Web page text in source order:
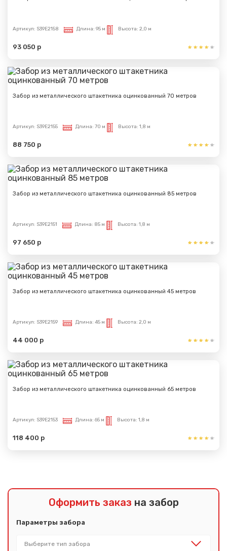
Артикул: S39E2158 Длина: 95 м Высота: 2,0 м
93 050 р
Забор из металлического штакетника оцинкованный 70 метров
Артикул: S39E2155 Длина: 70 м Высота: 1,8 м
88 750 р
Забор из металлического штакетника оцинкованный 85 метров
Артикул: S39E2151 Длина: 85 м Высота: 1,8 м
97 650 р
Забор из металлического штакетника оцинкованный 45 метров
Артикул: S39E2159 Длина: 45 м Высота: 2,0 м
44 000 р
Забор из металлического штакетника оцинкованный 65 метров
Артикул: S39E2153 Длина: 65 м Высота: 1,8 м
118 400 р
Оформить заказ на забор
Параметры забора